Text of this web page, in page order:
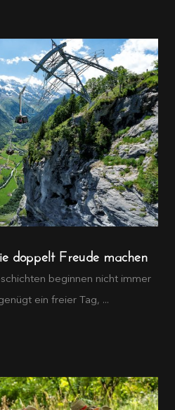
doppelt Freude machen
beginnen nicht immer
ein freier Tag, ...